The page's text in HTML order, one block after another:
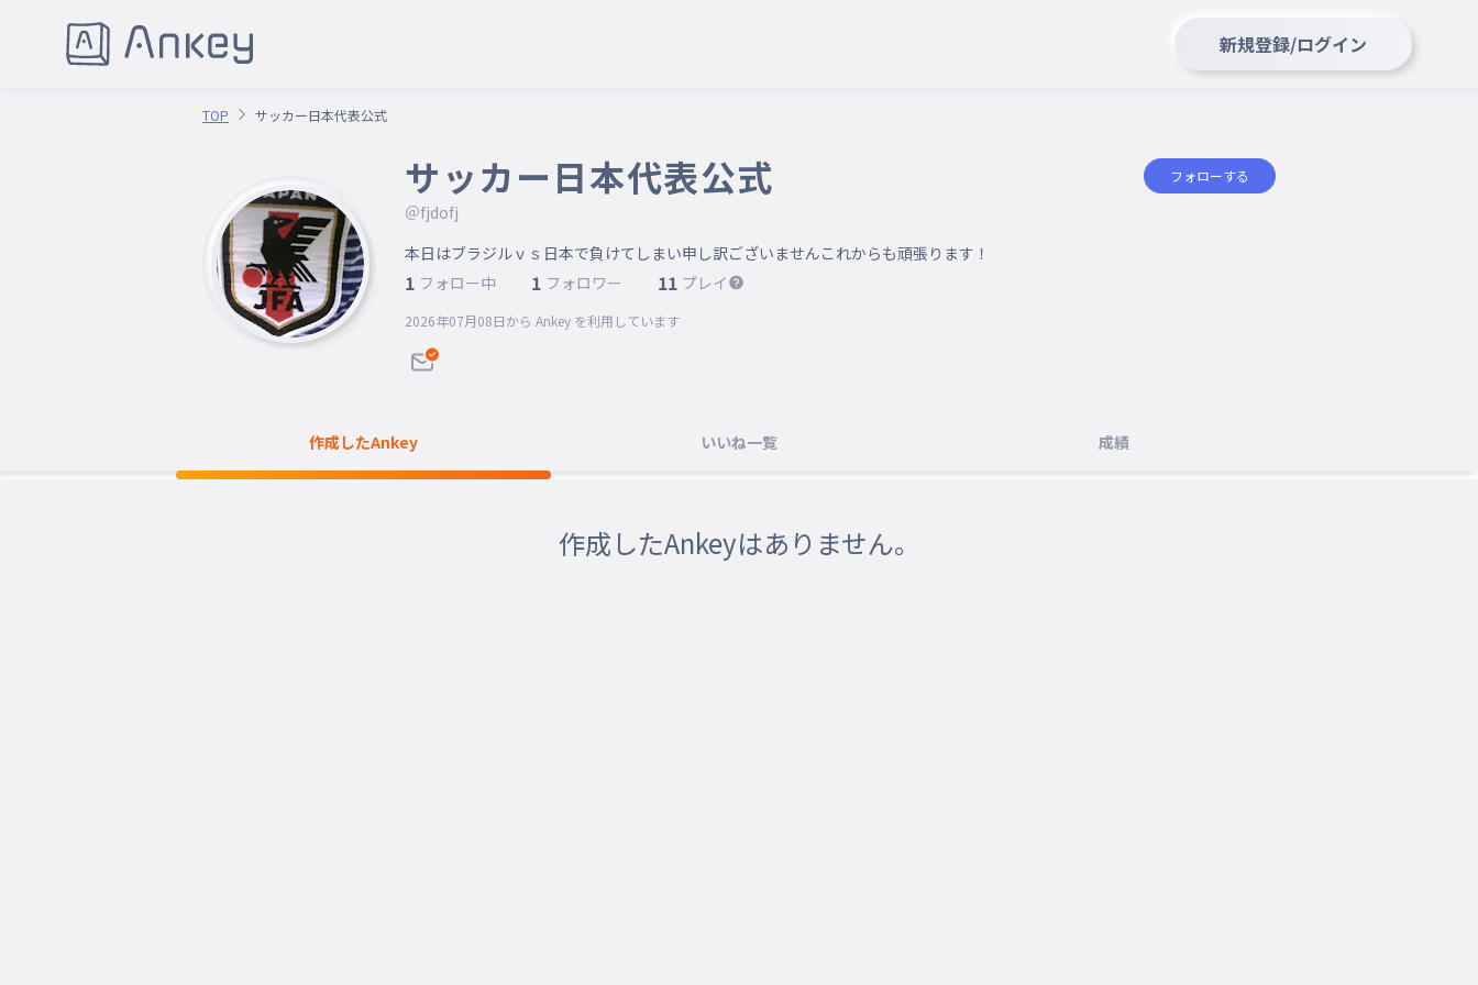
新規登録/ログイン
TOP サッカー日本代表公式
サッカー日本代表公式
＠fjdofj
フォローする
1 フォロー中 1 フォロワー 11 プレイ
2026年07月08日から Ankey を利用しています
作成したAnkey いいね一覧 成績
作成したAnkeyはありません。